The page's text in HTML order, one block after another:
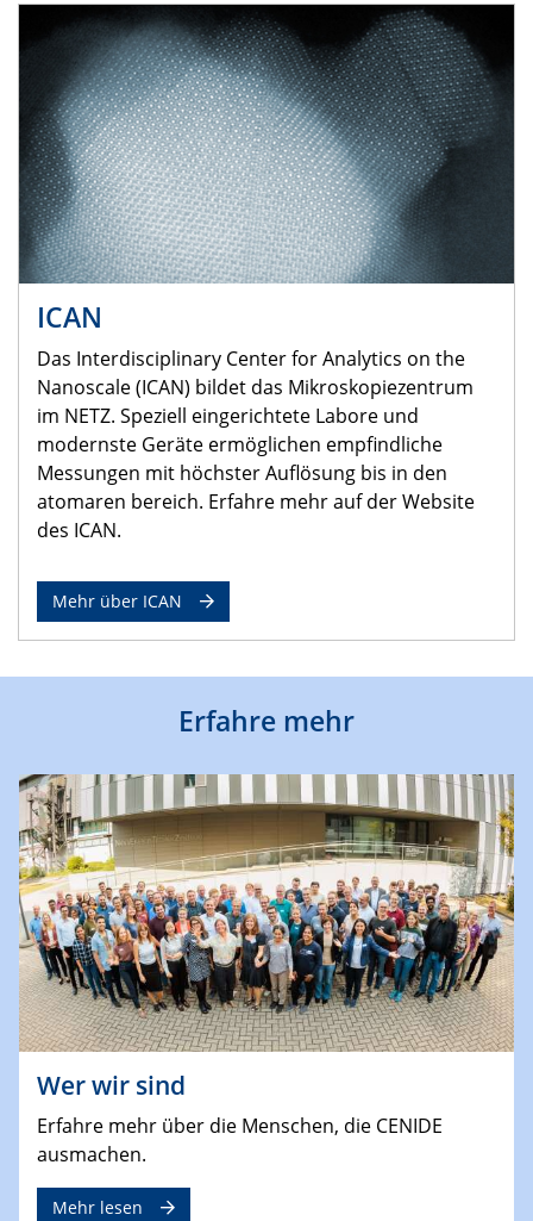
ICAN
Das Interdisciplinary Center for Analytics on the
Nanoscale (ICAN) bildet das Mikroskopiezentrum
im NETZ. Speziell eingerichtete Labore und
modernste Geräte ermöglichen empfindliche
Messungen mit höchster Auflösung bis in den
atomaren bereich. Erfahre mehr auf der Website
des ICAN.
Mehr über ICAN
Erfahre mehr
Wer wir sind
Erfahre mehr über die Menschen, die CENIDE
ausmachen.
Mehr lesen